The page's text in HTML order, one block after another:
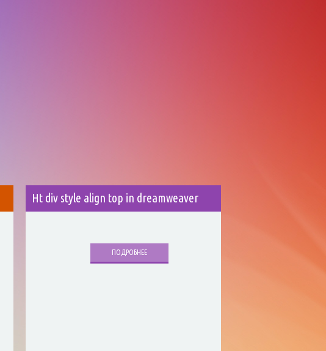
Ht div style align top in dreamweaver
ПОДРОБНЕЕ